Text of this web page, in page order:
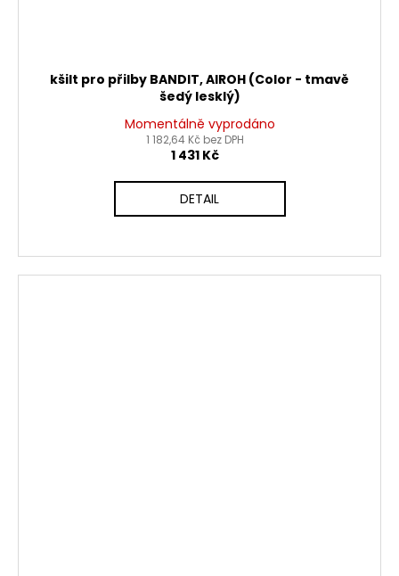
kšilt pro přilby BANDIT, AIROH (Color - tmavě
šedý lesklý)
Momentálně vyprodáno
1 182,64 Kč bez DPH
1 431 Kč
DETAIL